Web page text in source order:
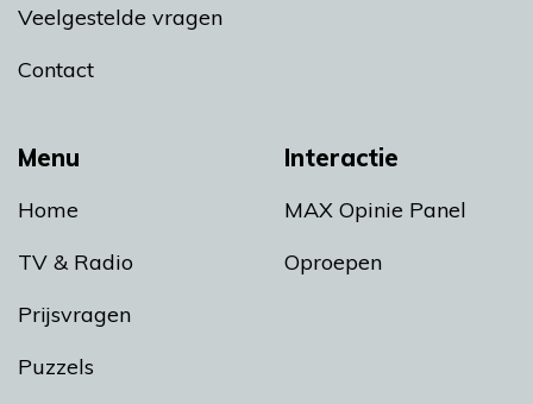
Menu
Home
TV & Radio
Prijsvragen
Puzzels
Interactie
MAX Opinie Panel
Oproepen
Veelgestelde vragen
Contact